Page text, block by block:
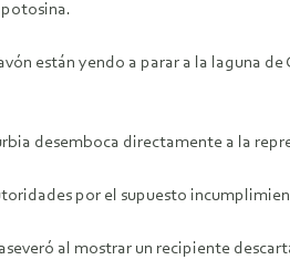
están yendo a parar a la laguna
desemboca directamente a la
por el supuesto
al mostrar un recipiente